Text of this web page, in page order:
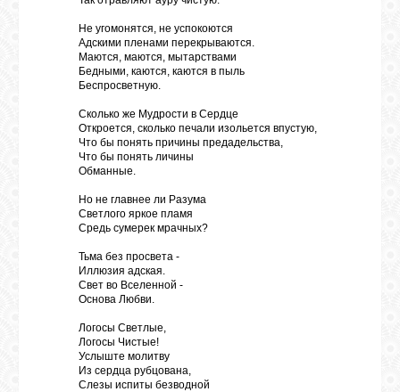
Не угомонятся, не успокоются
Адскими пленами перекрываются.
Маются, маются, мытарствами
Бедными, каются, каются в пыль
Беспросветную.
Сколько же Мудрости в Сердце
Откроется, сколько печали изольется впустую,
Что бы понять причины предадельства,
Что бы понять личины
Обманные.
Но не главнее ли Разума
Светлого яркое пламя
Средь сумерек мрачных?
Тьма без просвета -
Иллюзия адская.
Свет во Вселенной -
Основа Любви.
Логосы Светлые,
Логосы Чистые!
Услыште молитву
Из сердца рубцована,
Слезы испиты безводной